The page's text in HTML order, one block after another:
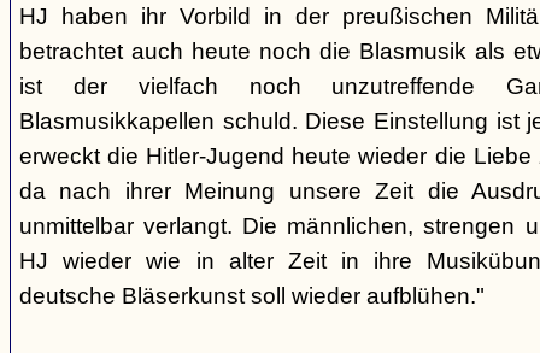
HJ haben ihr Vorbild in der preußischen
betrachtet auch heute noch die Blasmusik als
ist der vielfach noch unzutreffende
Blasmusikkapellen schuld. Diese Einstellung ist
erweckt die Hitler-Jugend heute wieder die
da nach ihrer Meinung unsere Zeit die
unmittelbar verlangt. Die männlichen, strengen
HJ wieder wie in alter Zeit in ihre
deutsche Bläserkunst soll wieder aufblühen."